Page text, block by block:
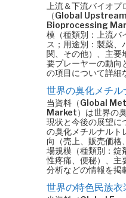
上流＆下流バイオ
（Global
Bioprocessing
模（種類別：上流バ
ス；用途別：製薬、
関、その他）、主要
要プレーヤーの動向
の項目について詳
世界の臭化メチ
当資料（Global
Market）は世界の
現状と今後の展望に
の臭化メチルナルト
向（売上、販売価格
場規模（種類別：錠
性疼痛、便秘）、主
分析などの情報を
世界の特色民族